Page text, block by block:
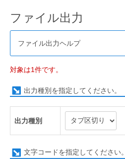
ファイル出力
ファイル出力ヘルプ
対象は1件です。
出力種別を指定してください。
出力種別
文字コードを指定してください。